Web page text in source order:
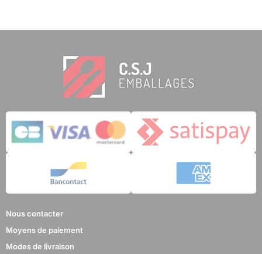
Nous contacter
Moyens de paiement
Modes de livraison